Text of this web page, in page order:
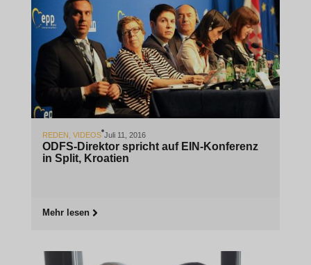
REDEN VIDEOS Juli 11, 2016
ODFS-Direktor spricht auf EIN-Konferenz
in Split, Kroatien
Mehr lesen